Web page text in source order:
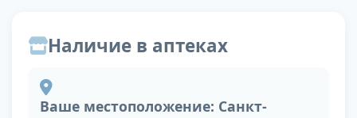
Наличие в аптеках
Ваше местоположение: Санкт-